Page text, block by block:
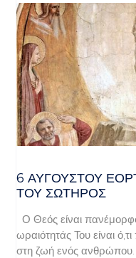
6 ΑΥΓΟΥΣΤΟΥ
ΤΟΥ ΣΩΤΗΡΟΣ
Ο Θεός είναι
ωραιότητάς Του είναι
στη ζωή ενός